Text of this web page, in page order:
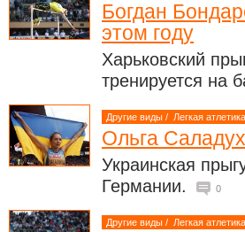
Богдан
этом году
Харьковский
тренируется на
Другие виды / Легкая атлетика
Ольга
Украинская
Германии.
0
Другие виды / Легкая атлетика